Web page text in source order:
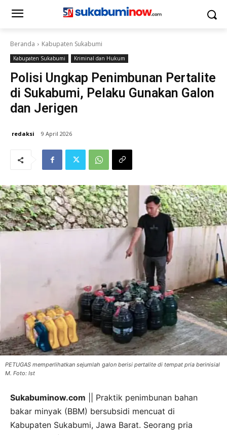
Beranda Kabupaten Sukabumi
Kabupaten Sukabumi Kriminal dan Hukum
Polisi Ungkap Penimbunan Pertalite
di Sukabumi, Pelaku Gunakan Galon
dan Jerigen
redaksi 9 April 2026
PETUGAS memperlihatkan sejumlah galon berisi pertalite di tempat pria berinisial
M. Foto: Ist
Sukabuminow.com || Praktik penimbunan bahan
bakar minyak (BBM) bersubsidi mencuat di
Kabupaten Sukabumi, Jawa Barat. Seorang pria